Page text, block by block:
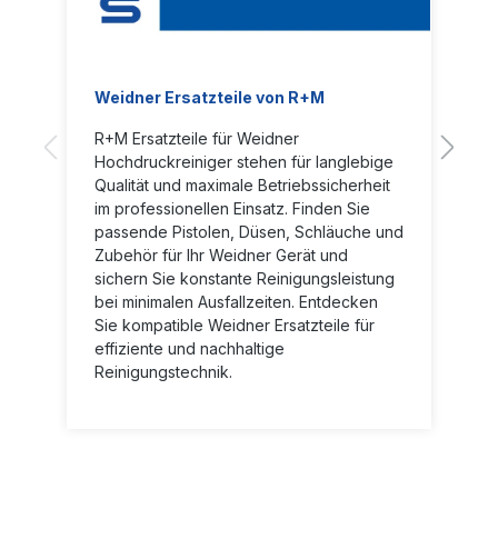
Weidner Ersatzteile von R+M
R+M Ersatzteile für Weidner
Hochdruckreiniger stehen für langlebige
Qualität und maximale Betriebssicherheit
im professionellen Einsatz. Finden Sie
passende Pistolen, Düsen, Schläuche und
Zubehör für Ihr Weidner Gerät und
sichern Sie konstante Reinigungsleistung
bei minimalen Ausfallzeiten. Entdecken
Sie kompatible Weidner Ersatzteile für
effiziente und nachhaltige
Reinigungstechnik.